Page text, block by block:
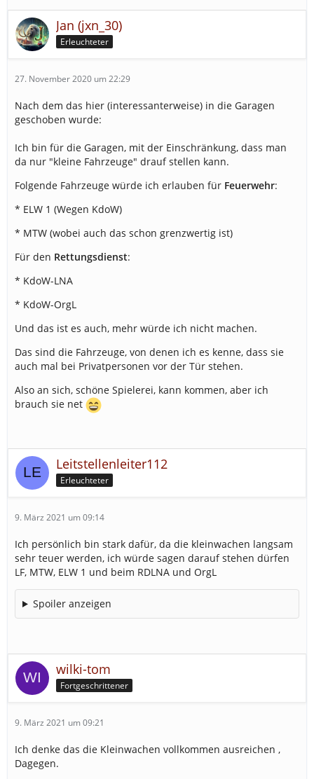
Jan (jxn_30)
Erleuchteter
27. November 2020 um 22:29
Nach dem das hier (interessanterweise) in die Garagen
geschoben wurde:
Ich bin für die Garagen, mit der Einschränkung, dass man
da nur "kleine Fahrzeuge" drauf stellen kann.
Folgende Fahrzeuge würde ich erlauben für Feuerwehr:
* ELW 1 (Wegen KdoW)
* MTW (wobei auch das schon grenzwertig ist)
Für den Rettungsdienst:
* KdoW-LNA
* KdoW-OrgL
Und das ist es auch, mehr würde ich nicht machen.
Das sind die Fahrzeuge, von denen ich es kenne, dass sie
auch mal bei Privatpersonen vor der Tür stehen.
Also an sich, schöne Spielerei, kann kommen, aber ich
brauch sie net
Leitstellenleiter112
Erleuchteter
9. März 2021 um 09:14
Ich persönlich bin stark dafür, da die kleinwachen langsam
sehr teuer werden, ich würde sagen darauf stehen dürfen
LF, MTW, ELW 1 und beim RDLNA und OrgL
Spoiler anzeigen
wilki-tom
Fortgeschrittener
9. März 2021 um 09:21
Ich denke das die Kleinwachen vollkommen ausreichen ,
Dagegen.